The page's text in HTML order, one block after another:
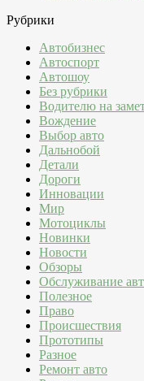
Рубрики
Автобизнес
Автоспорт
Автошоу
Без рубрики
Водителю на
Вождение
Выбор авто
Дальнобой
Детали
Дороги
Инновации
Мир
Мотоциклы
Новинки
Новости
Обзоры
Обслуживание
Полезное
Право
Происшествия
Прототипы
Разное
Ремонт авто